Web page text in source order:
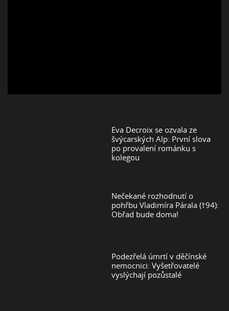
Eva Decroix se ozvala ze
švýcarských Alp: První slova
po provalení románku s
kolegou
Nečekané rozhodnutí o
pohřbu Vladimíra Párala (†94):
Obřad bude doma!
Podezřelá úmrtí v děčínské
nemocnici: Vyšetřovatelé
vyslýchají pozůstalé